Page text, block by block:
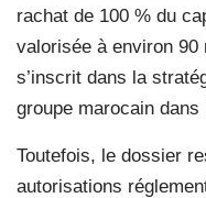
rachat de 100 % du
valorisée à environ 90
s’inscrit dans la
groupe marocain
Toutefois, le dossier
autorisations